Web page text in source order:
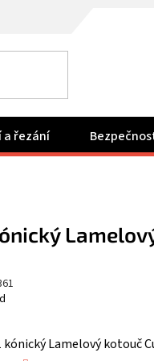
a řezání
kónický Lamelový kotouč